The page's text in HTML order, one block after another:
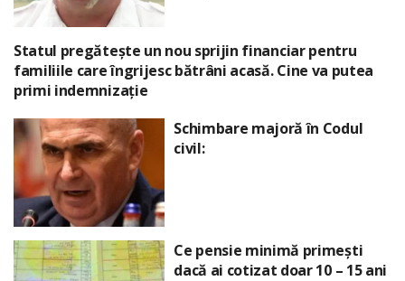
Statul pregătește un nou sprijin financiar pentru
familiile care îngrijesc bătrâni acasă. Cine va putea
primi indemnizație
Schimbare majoră în Codul
civil:
Ce pensie minimă primești
dacă ai cotizat doar 10 – 15 ani